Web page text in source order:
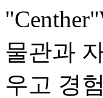
물관과
우고 경